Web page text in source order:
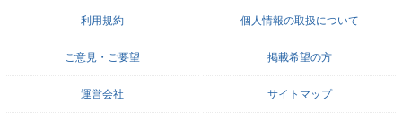
利用規約 個人情報の取扱について
ご意見・ご要望 掲載希望の方
運営会社 サイトマップ